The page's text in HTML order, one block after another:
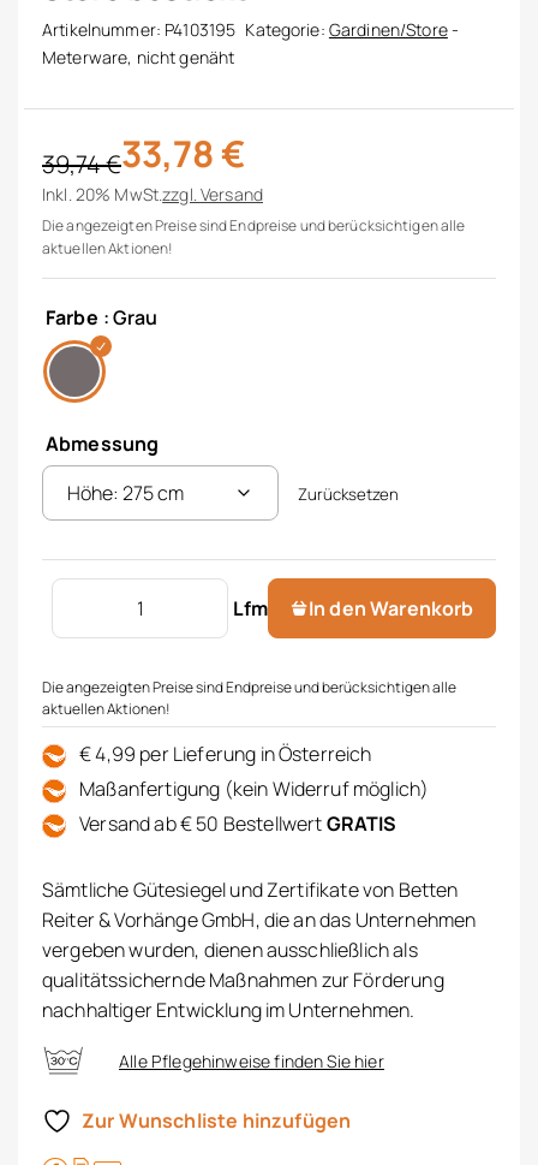
Artikelnummer: P4103195 Kategorie: Gardinen/Store-
Meterware, nicht genäht
39,74€
Ursprünglicher Preis war: 39,74 €
33,78€
Aktueller Preis ist: 33,78 €.
Inkl. 20% MwSt.zzgl.Versand
Die angezeigten Preise sind Endpreise und berücksichtigen alle
aktuellen Aktionen!
Farbe : Grau
Abmessung
Zurücksetzen
Lfm
Store bestickt Menge
In den Warenkorb
Die angezeigten Preise sind Endpreise und berücksichtigen alle
aktuellen Aktionen!
€ 4,99 per Lieferung in Österreich
Maßanfertigung (kein Widerruf möglich)
Versand ab € 50 BestellwertGRATIS
Sämtliche Gütesiegel und Zertifikate von Betten
Reiter & Vorhänge GmbH, die an das Unternehmen
vergeben wurden, dienen ausschließlich als
qualitätssichernde Maßnahmen zur Förderung
nachhaltiger Entwicklung im Unternehmen.
Alle Pflegehinweise finden Sie hier
Zur Wunschliste hinzufügen